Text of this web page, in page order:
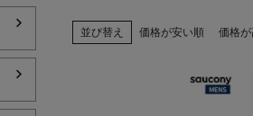
全てのカテゴリを見る
並び替え 価格が安い順 価格